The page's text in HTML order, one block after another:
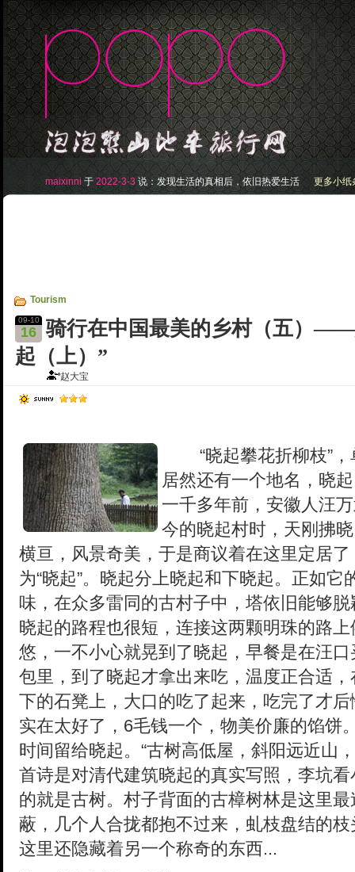
Tourism
09-10
16 骑行在中国最美的乡村（五）
起（上）”
赵大宝
“晓起攀花折柳枝”，
居然还有一个地名，晓
一千多年前，安徽人汪
今的晓起村时，天刚拂
横亘，风景奇美，于是商议着在这里定居
为“晓起”。晓起分上晓起和下晓起。正如
味，在众多雷同的古村子中，塔依旧能够
晓起的路程也很短，连接这两颗明珠的路
悠，一不小心就晃到了晓起，早餐是在汪
包里，到了晓起才拿出来吃，温度正合适
下的石凳上，大口的吃了起来，吃完了才
实在太好了，6毛钱一个，物美价廉的馅饼
时间留给晓起。 “古树高低屋，斜阳远近山
首诗是对清代建筑晓起的真实写照，李坑
的就是古树。村子背面的古樟树林是这里
蔽，几个人合拢都抱不过来，虬枝盘结的
这里还隐藏着另一个称奇的东西...
maixinni 于 2022-3-3说： 发现生活的真相后，依旧热爱生活 更多小纸